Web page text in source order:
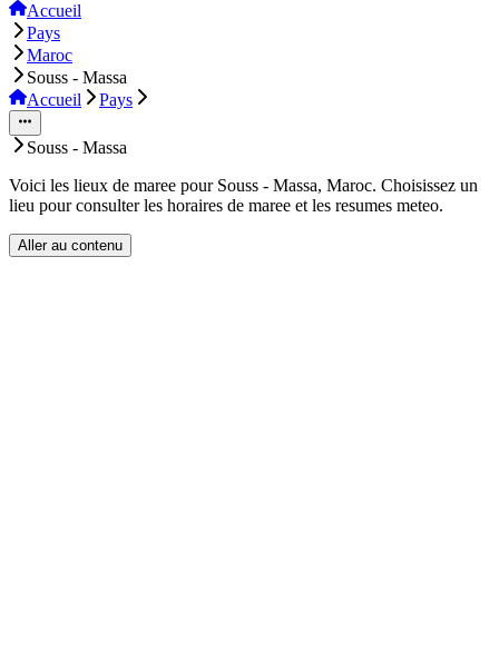
Accueil
Pays
Maroc
Souss - Massa
Accueil
Pays
Souss - Massa
Voici les lieux de maree pour Souss - Massa, Maroc. Choisissez un
lieu pour consulter les horaires de maree et les resumes meteo.
Aller au contenu